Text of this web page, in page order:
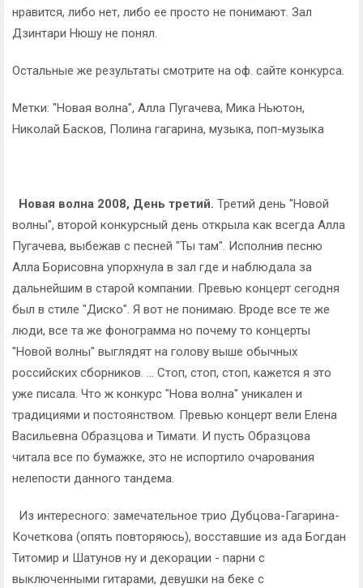
нравится, либо нет, либо ее просто не понимают. Зал
Дзинтари Нюшу не понял.
Остальные же результаты смотрите на оф. сайте конкурса.
Метки: "Новая волна", Алла Пугачева, Мика Ньютон,
Николай Басков, Полина гагарина, музыка, поп-музыка
Новая волна 2008, День третий. Третий день "Новой
волны", второй конкурсный день открыла как всегда Алла
Пугачева, выбежав с песней "Ты там". Исполнив песню
Алла Борисовна упорхнула в зал где и наблюдала за
дальнейшим в старой компании. Превью концерт сегодня
был в стиле "Диско". Я вот не понимаю. Вроде все те же
люди, все та же фонограмма но почему то концерты
"Новой волны" выглядят на голову выше обычных
российских сборников. ... Стоп, стоп, стоп, кажется я это
уже писала. Что ж конкурс "Нова волна" уникален и
традициями и постоянством. Превью концерт вели Елена
Васильевна Образцова и Тимати. И пусть Образцова
читала все по бумажке, это не испортило очарования
нелепости данного тандема.
Из интересного: замечательное трио Дубцова-Гагарина-
Кочеткова (опять повторяюсь), восставшие из ада Богдан
Титомир и Шатунов ну и декорации - парни с
выключенными гитарами, девушки на беке с